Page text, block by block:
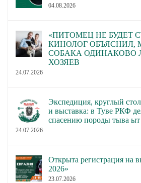
04.08.2026
«ПИТОМЕЦ НЕ БУДЕТ
КИНОЛОГ ОБЪЯСНИЛ,
СОБАКА ОДИНАКОВО
ХОЗЯЕВ
24.07.2026
Экспедиция, круглый
и выставка: в Туве РКФ
спасению породы тыва ыт
24.07.2026
Открыта регистрация на
2026»
23.07.2026